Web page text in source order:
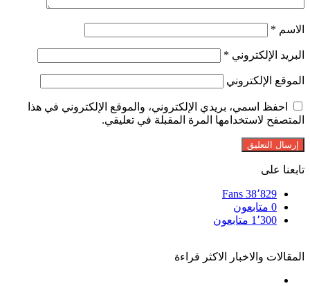
الاسم *
البريد الإلكتروني *
الموقع الإلكتروني
احفظ اسمي، بريدي الإلكتروني، والموقع الإلكتروني في هذا
المتصفح لاستخدامها المرة المقبلة في تعليقي.
تابعنا على
38٬829 Fans
0 متابعون
1٬300 متابعون
المقالات والاخبار الاكثر قراءة